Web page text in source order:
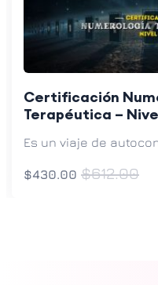
Certificación
Terapéutica –
Es un viaje de
$430.00 $612.00